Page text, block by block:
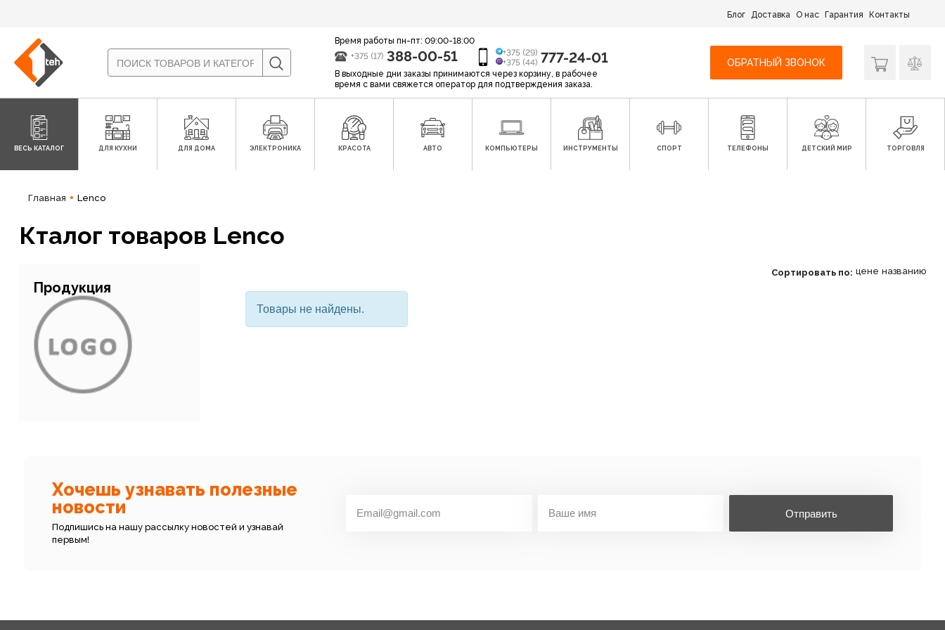
Блог Доставка О нас Гарантия Контакты
Время работы пн-пт: 09:00-18:00
+375 (17) 388-00-51
+375 (29)
+375 (44) 777-24-01
В выходные дни заказы принимаются через корзину, в рабочее
время с вами свяжется оператор для подтверждения заказа.
ОБРАТНЫЙ ЗВОНОК
ВЕСЬ КАТАЛОГ ДЛЯ КУХНИ ДЛЯ ДОМА ЭЛЕКТРОНИКА КРАСОТА АВТО КОМПЬЮТЕРЫ ИНСТРУМЕНТЫ СПОРТ ТЕЛЕФОНЫ ДЕТСКИЙ МИР ТОРГОВЛЯ
Главная Lenco
Кталог товаров Lenco
Продукция
Сортировать по: цене названию
Товары не найдены.
Хочешь узнавать полезные
новости
Подпишись на нашу рассылку новостей и узнавай
первым!
Отправить